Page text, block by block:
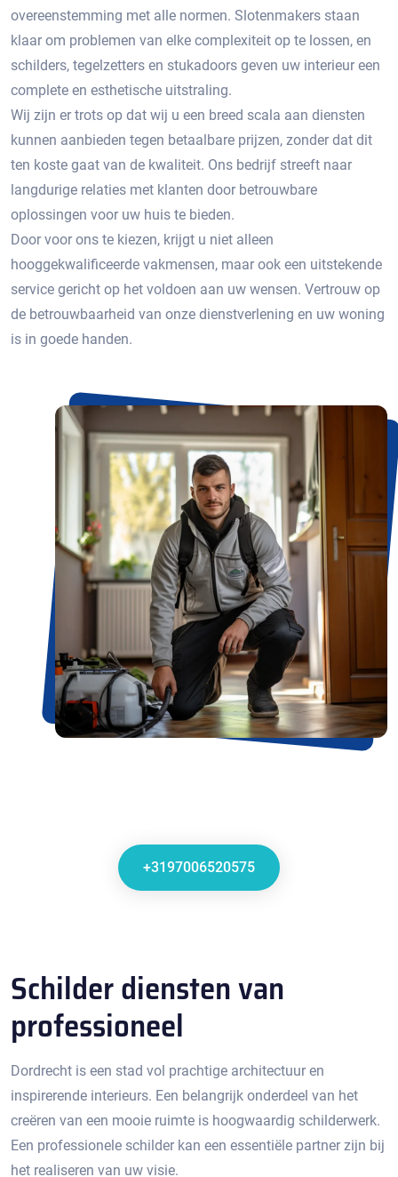
overeenstemming met alle normen. Slotenmakers staan ​​
klaar om problemen van elke complexiteit op te lossen, en
schilders, tegelzetters en stukadoors geven uw interieur een
complete en esthetische uitstraling.
Wij zijn er trots op dat wij u een breed scala aan diensten
kunnen aanbieden tegen betaalbare prijzen, zonder dat dit
ten koste gaat van de kwaliteit. Ons bedrijf streeft naar
langdurige relaties met klanten door betrouwbare
oplossingen voor uw huis te bieden.
Door voor ons te kiezen, krijgt u niet alleen
hooggekwalificeerde vakmensen, maar ook een uitstekende
service gericht op het voldoen aan uw wensen. Vertrouw op
de betrouwbaarheid van onze dienstverlening en uw woning
is in goede handen.
+3197006520575
Schilder diensten van
professioneel
Dordrecht is een stad vol prachtige architectuur en
inspirerende interieurs.​ Een belangrijk onderdeel van het
creëren van een mooie ruimte is hoogwaardig schilderwerk.
Een professionele schilder kan een essentiële partner zijn bij
het realiseren van uw visie.​